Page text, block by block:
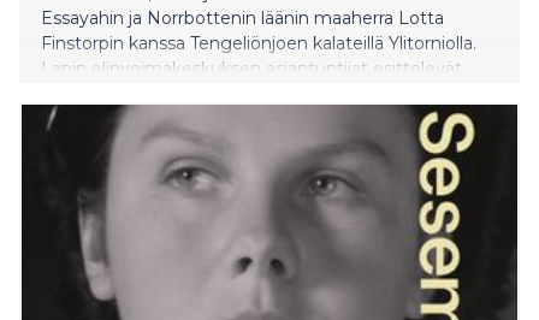
Essayahin ja Norrbottenin läänin maaherra Lotta
Finstorpin kanssa Tengeliönjoen kalateillä Ylitorniolla.
Lapin elinvoimakeskuksen asiantuntijat esittelevät
virtavesikunnostuskohteita arvovieraille.